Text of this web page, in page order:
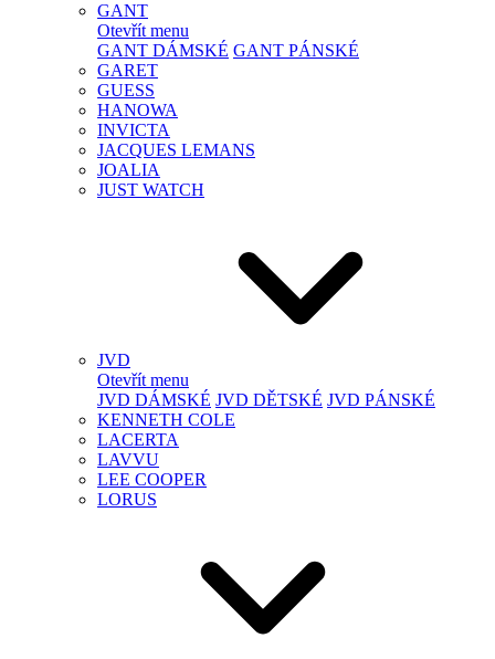
GANT
Otevřít menu
GANT DÁMSKÉ GANT PÁNSKÉ
GARET
GUESS
HANOWA
INVICTA
JACQUES LEMANS
JOALIA
JUST WATCH
JVD
Otevřít menu
JVD DÁMSKÉ JVD DĚTSKÉ JVD PÁNSKÉ
KENNETH COLE
LACERTA
LAVVU
LEE COOPER
LORUS